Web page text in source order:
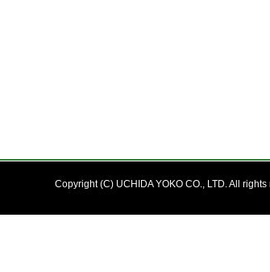
Copyright (C) UCHIDA YOKO CO., LTD. All rights